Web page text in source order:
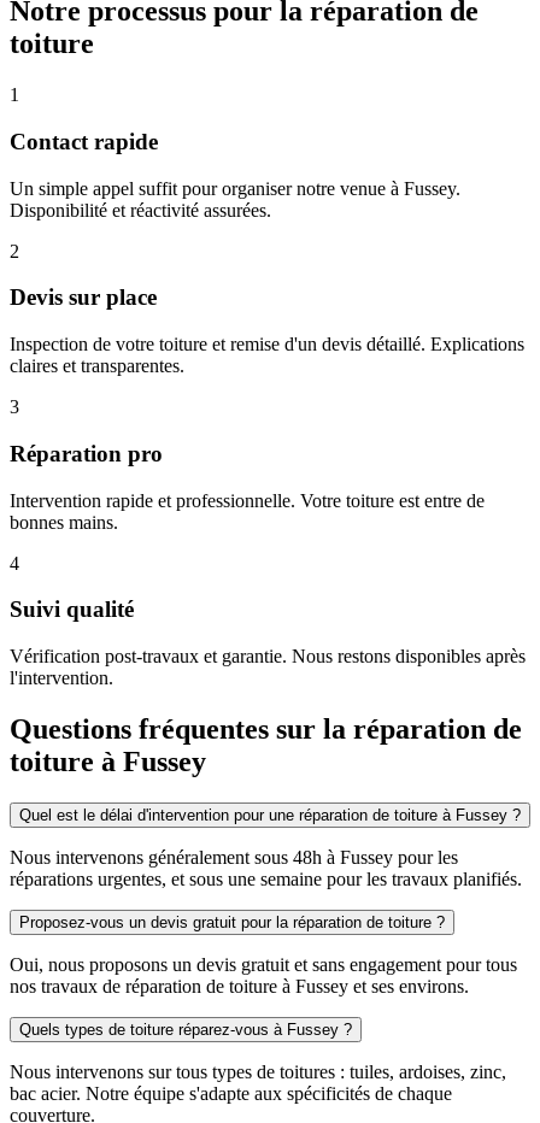
Notre processus pour la réparation de
toiture
1
Contact rapide
Un simple appel suffit pour organiser notre venue à Fussey.
Disponibilité et réactivité assurées.
2
Devis sur place
Inspection de votre toiture et remise d'un devis détaillé. Explications
claires et transparentes.
3
Réparation pro
Intervention rapide et professionnelle. Votre toiture est entre de
bonnes mains.
4
Suivi qualité
Vérification post-travaux et garantie. Nous restons disponibles après
l'intervention.
Questions fréquentes sur la réparation de
toiture à Fussey
Quel est le délai d'intervention pour une réparation de toiture à Fussey ?
Nous intervenons généralement sous 48h à Fussey pour les
réparations urgentes, et sous une semaine pour les travaux planifiés.
Proposez-vous un devis gratuit pour la réparation de toiture ?
Oui, nous proposons un devis gratuit et sans engagement pour tous
nos travaux de réparation de toiture à Fussey et ses environs.
Quels types de toiture réparez-vous à Fussey ?
Nous intervenons sur tous types de toitures : tuiles, ardoises, zinc,
bac acier. Notre équipe s'adapte aux spécificités de chaque
couverture.